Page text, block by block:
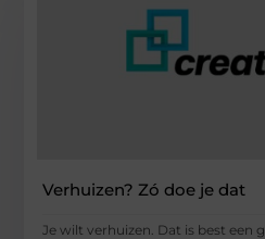
Verhuizen? Zó doe je dat
Je wilt verhuizen. Dat is best een